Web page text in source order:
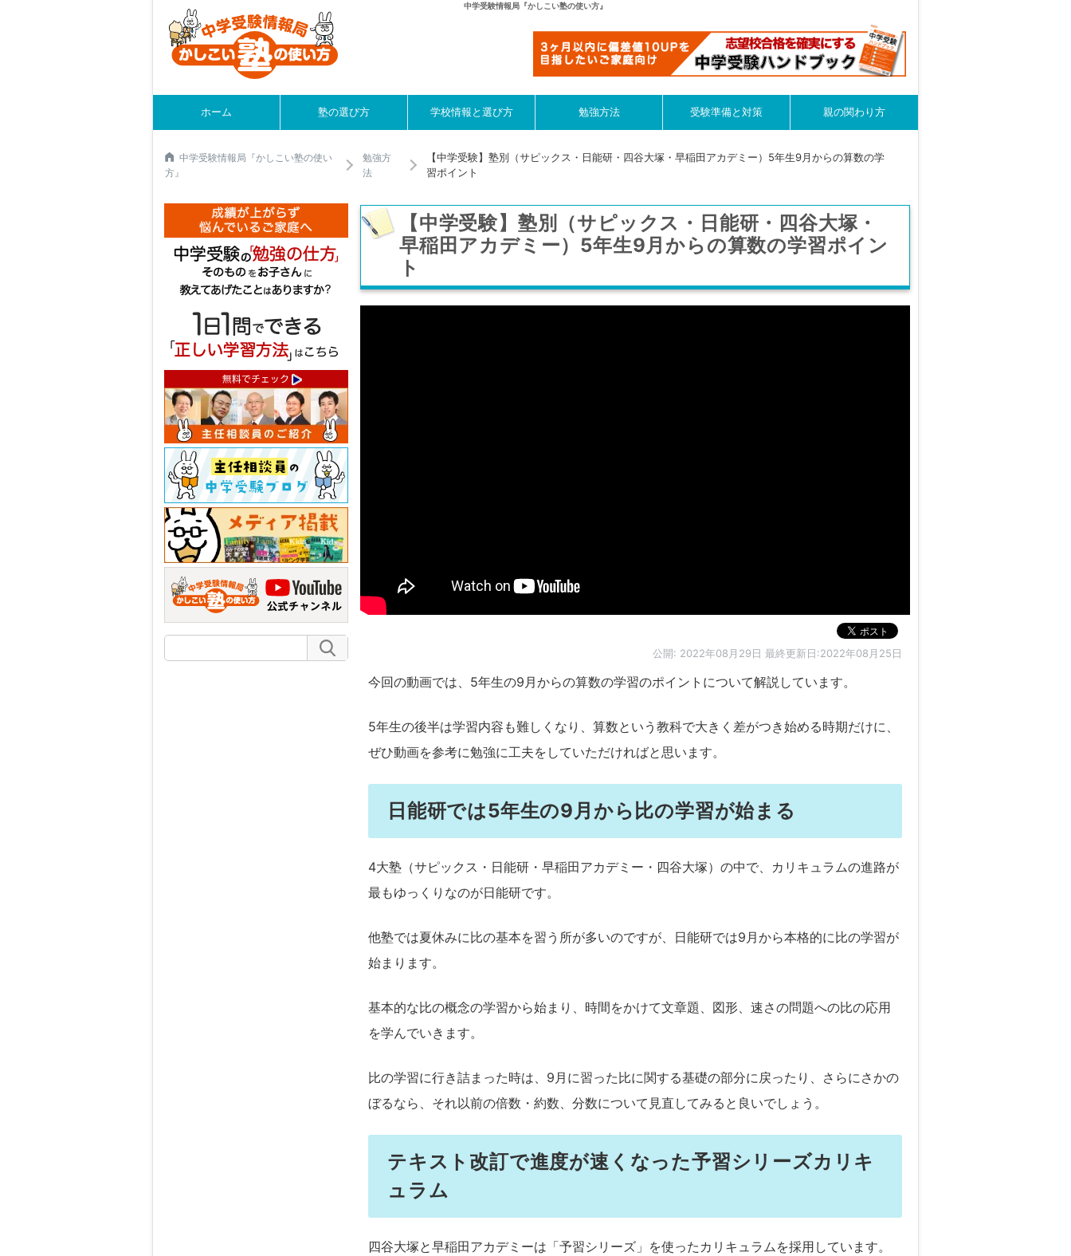
中学受験情報局『かしこい塾の使い方』
ホーム 塾の選び方 学校情報と選び方 勉強方法 受験準備と対策 親の関わり方
中学受験情報局『かしこい塾の使い
方』
勉強方
法
【中学受験】塾別（サピックス・日能研・四谷大塚・早稲田アカデミー）5年生9月からの算数の学
習ポイント
【中学受験】塾別（サピックス・日能研・四谷大塚・
早稲田アカデミー）5年生9月からの算数の学習ポイン
ト
公開: 2022年08月29日 最終更新日:2022年08月25日
今回の動画では、5年生の9月からの算数の学習のポイントについて解説しています。
5年生の後半は学習内容も難しくなり、算数という教科で大きく差がつき始める時期だけに、
ぜひ動画を参考に勉強に工夫をしていただければと思います。
日能研では5年生の9月から比の学習が始まる
4大塾（サピックス・日能研・早稲田アカデミー・四谷大塚）の中で、カリキュラムの進路が
最もゆっくりなのが日能研です。
他塾では夏休みに比の基本を習う所が多いのですが、日能研では9月から本格的に比の学習が
始まります。
基本的な比の概念の学習から始まり、時間をかけて文章題、図形、速さの問題への比の応用
を学んでいきます。
比の学習に行き詰まった時は、9月に習った比に関する基礎の部分に戻ったり、さらにさかの
ぼるなら、それ以前の倍数・約数、分数について見直してみると良いでしょう。
テキスト改訂で進度が速くなった予習シリーズカリキ
ュラム
四谷大塚と早稲田アカデミーは「予習シリーズ」を使ったカリキュラムを採用しています。